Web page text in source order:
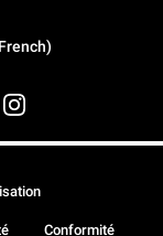
Conformité